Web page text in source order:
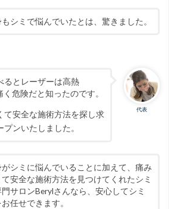
もシミで悩んでいたとは、驚きました。
代表
るとレーザーは高熱
く危険だと知ったのです。
て安全な施術方法を探し求
ンいたしました。
がシミに悩んでいることに加えて、痛み
安全な施術方法を見つけてくれたシミ
サロンBerylさんなら、安心してシミ
任せできます。